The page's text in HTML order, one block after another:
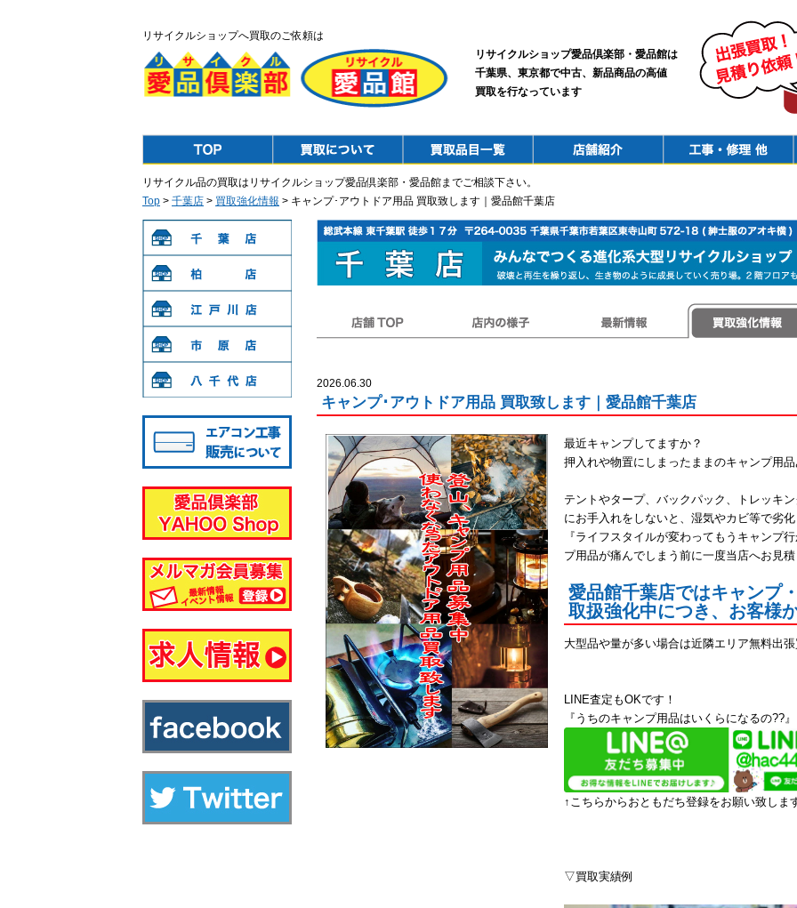
リサイクルショップへ買取のご依頼は
リサイクルショップ愛品倶楽部・愛品館は
千葉県、東京都で中古、新品商品の高値
買取を行なっています
リサイクル品の買取はリサイクルショップ愛品倶楽部・愛品館までご相談下さい。
Top > 千葉店 > 買取強化情報 > キャンプ･アウトドア用品 買取致します｜愛品館千葉店
2026.06.30
キャンプ･アウトドア用品 買取致します｜愛品館千葉店
最近キャンプしてますか？
押入れや物置にしまったままのキャンプ用
テントやタープ、バックパック、トレッキ
にお手入れをしないと、湿気やカビ等で劣
『ライフスタイルが変わってもうキャンプ
プ用品が痛んでしまう前に一度当店へお見
愛品館千葉店ではキャンプ
取扱強化中につき、お客様
大型品や量が多い場合は近隣エリア無料出
LINE査定もOKです！
『うちのキャンプ用品はいくらになるの??
↑こちらからおともだち登録をお願い致しま
▽買取実績例